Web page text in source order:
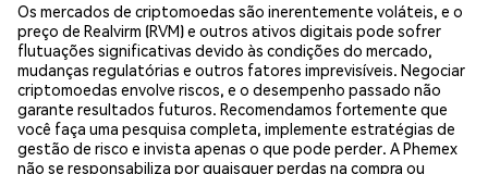
Os mercados de criptomoedas são inerentemente voláteis, e o
preço de Realvirm (RVM) e outros ativos digitais pode sofrer
flutuações significativas devido às condições do mercado,
mudanças regulatórias e outros fatores imprevisíveis. Negociar
criptomoedas envolve riscos, e o desempenho passado não
garante resultados futuros. Recomendamos fortemente que
você faça uma pesquisa completa, implemente estratégias de
gestão de risco e invista apenas o que pode perder. A Phemex
não se responsabiliza por quaisquer perdas na compra ou